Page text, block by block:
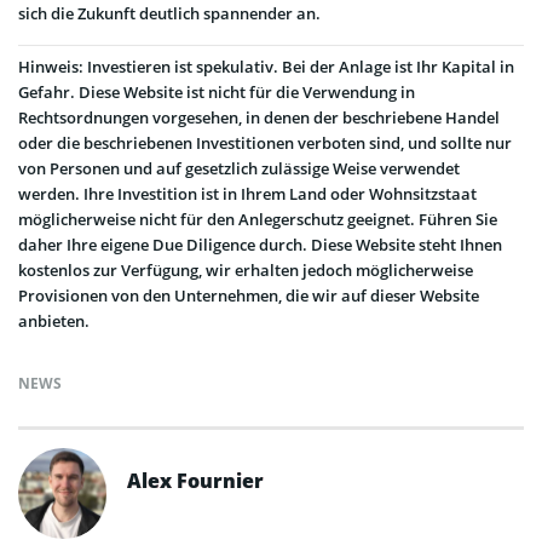
sich die Zukunft deutlich spannender an.
Hinweis: Investieren ist spekulativ. Bei der Anlage ist Ihr Kapital in
Gefahr. Diese Website ist nicht für die Verwendung in
Rechtsordnungen vorgesehen, in denen der beschriebene Handel
oder die beschriebenen Investitionen verboten sind, und sollte nur
von Personen und auf gesetzlich zulässige Weise verwendet
werden. Ihre Investition ist in Ihrem Land oder Wohnsitzstaat
möglicherweise nicht für den Anlegerschutz geeignet. Führen Sie
daher Ihre eigene Due Diligence durch. Diese Website steht Ihnen
kostenlos zur Verfügung, wir erhalten jedoch möglicherweise
Provisionen von den Unternehmen, die wir auf dieser Website
anbieten.
NEWS
Alex Fournier